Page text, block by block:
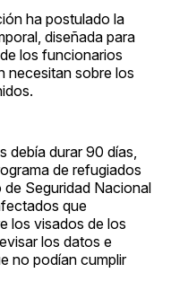
ha postulado la
diseñada para
los funcionarios
necesitan sobre los
debía durar 90 días,
de refugiados
Seguridad Nacional
que
los visados de los
los datos e
no podían cumplir